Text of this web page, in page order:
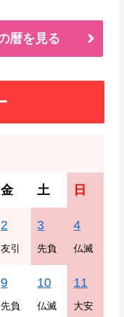
暦を見る
金 土 日
2
友引
3
先負
4
仏滅
9
先負
10
仏滅
11
大安